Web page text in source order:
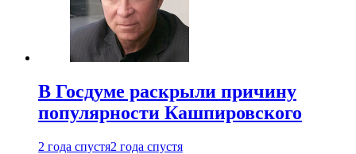
В Госдуме раскрыли причину
популярности Кашпировского
2 года спустя2 года спустя